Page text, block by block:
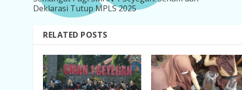
Deklarasi Tutup MPLS 2025
RELATED POSTS